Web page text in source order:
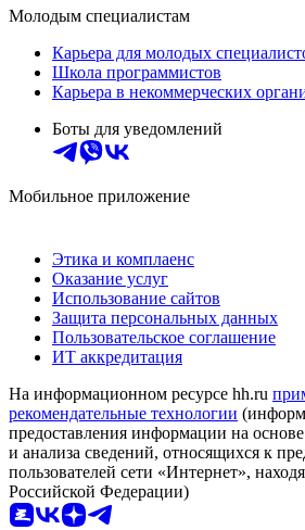
Молодым специалистам
Карьера для молодых
Школа программистов
Карьера в некоммерческих
Боты для уведомлений
Мобильное приложение
Этика и комплаенс
Оказание услуг
Использование сайтов
Защита персональных данных
Пользовательское соглашение
ИТ аккредитация
На информационном ресурсе hh.ru
рекомендательные технологии
предоставления информации на
и анализа сведений, относящихся к
пользователей сети «Интернет»,
Российской Федерации)